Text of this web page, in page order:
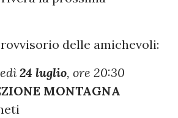
delle amichevoli:
24 luglio, ore 20:30
MONTAGNA